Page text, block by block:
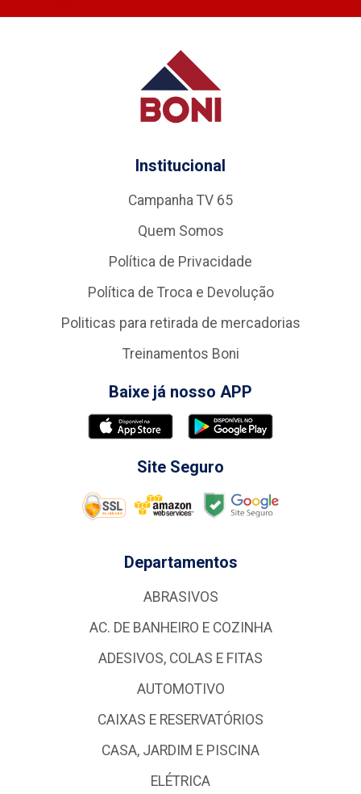
Institucional
Campanha TV 65
Quem Somos
Política de Privacidade
Política de Troca e Devolução
Politicas para retirada de mercadorias
Treinamentos Boni
Baixe já nosso APP
Site Seguro
Departamentos
ABRASIVOS
AC. DE BANHEIRO E COZINHA
ADESIVOS, COLAS E FITAS
AUTOMOTIVO
CAIXAS E RESERVATÓRIOS
CASA, JARDIM E PISCINA
ELÉTRICA